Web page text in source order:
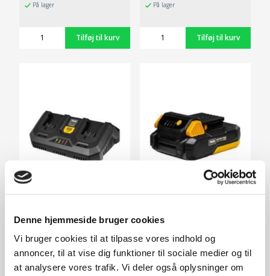
Denne hjemmeside bruger cookies
Vi bruger cookies til at tilpasse vores indhold og
annoncer, til at vise dig funktioner til sociale medier og til
at analysere vores trafik. Vi deler også oplysninger om
På lager På lager
299,-
På lager
349,-
På lager